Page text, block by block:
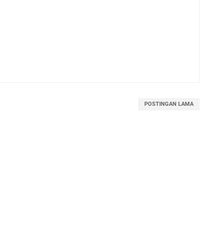
POSTINGAN LAMA